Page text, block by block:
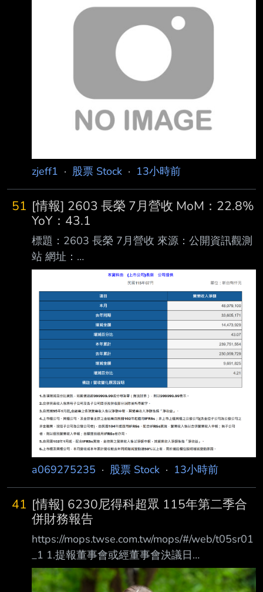
(XXX/XX/XX~XXX/XX/XX):115/01/01~115/06/
30 4.1月1日累計至本期止營業收入(仟
元):220,979 5.1月1日累計至本期止營業毛利(毛
損) (仟元):172,985 6.1月1日累計至本期止營業
利益(損失) (仟元):(10,5
zjeff1 · 股票 Stock · 13小時前
51 [情報] 2603 長榮 7月營收 MoM：22.8%
YoY：43.1
標題：2603 長榮 7月營收 來源：公開資訊觀測
站 網址：
https://mopsov.twse.com.tw/mops/web/t05st10
_ifrs 內文： https://i.urusai.cc/VRmSu.png
Fugle營收整理： https://i.urusai.cc/Ujduo.png
應該沒人在乎 >//< --
a069275235 · 股票 Stock · 13小時前
41 [情報] 6230尼得科超眾 115年第二季合
併財務報告
https://mops.twse.com.tw/mops/#/web/t05sr01
_1 1.提報董事會或經董事會決議日
期:115/08/07 2.審計委員會通過日期:不適用 3.
財務報告或年度自結財務資訊報導期間 起訖日